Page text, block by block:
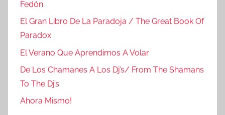
Fedón
El Gran Libro De La Paradoja / The Great Book Of
Paradox
El Verano Que Aprendimos A Volar
De Los Chamanes A Los Dj’s/ From The Shamans
To The Dj’s
Ahora Mismo!